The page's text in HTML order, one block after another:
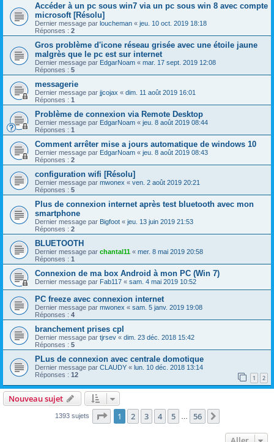
Accéder à un pc sous win7 via un pc sous win 8 avec compte
microsoft [Résolu]
Dernier message par loucheman « jeu. 10 oct. 2019 18:18
Réponses : 2
Gros problème d'icone réseau grisée avec une étoile jaune
malgrès que le pc est sur internet
Dernier message par EdgarNoam « mar. 17 sept. 2019 12:08
Réponses : 5
messagerie
Dernier message par jjcojax « dim. 11 août 2019 16:01
Réponses : 1
Problème de connexion via Remote Desktop
Dernier message par EdgarNoam « jeu. 8 août 2019 08:44
Réponses : 1
Comment arrêter mise a jours automatique de windows 10
Dernier message par EdgarNoam « jeu. 8 août 2019 08:43
Réponses : 2
configuration wifi [Résolu]
Dernier message par mwonex « ven. 2 août 2019 20:21
Réponses : 5
Plus de connexion internet après test bluetooth avec mon
smartphone
Dernier message par Bigfoot « jeu. 13 juin 2019 21:53
Réponses : 2
BLUETOOTH
Dernier message par chantal11 « mer. 8 mai 2019 20:58
Réponses : 1
Connexion de ma box Android à mon PC (Win 7)
Dernier message par Fab117 « sam. 4 mai 2019 10:52
PC freeze avec connexion internet
Dernier message par mwonex « sam. 5 janv. 2019 19:08
Réponses : 4
branchement prises cpl
Dernier message par tjrsev « dim. 23 déc. 2018 15:42
Réponses : 5
PLus de connexion avec centrale domotique
Dernier message par CLAUDY « lun. 10 déc. 2018 13:14
Réponses : 12 1 2
Nouveau sujet
1393 sujets Page 1sur56
1 2 3 4 5 56